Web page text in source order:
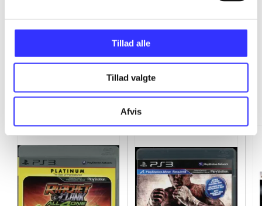
Tillad alle
Tillad valgte
Afvis
Minder om